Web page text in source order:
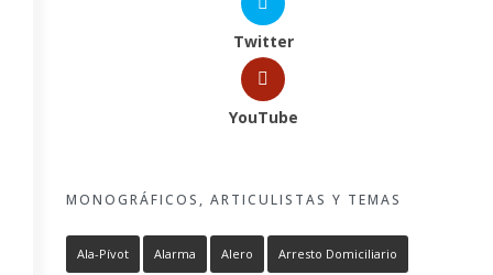
Twitter
YouTube
MONOGRÁFICOS, ARTICULISTAS Y TEMAS
Ala-Pívot Alarma Alero Arresto Domiciliario